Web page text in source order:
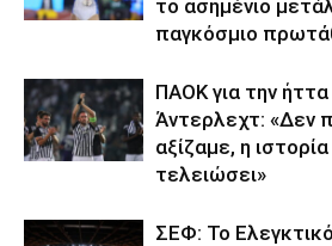
το ασημένιο
παγκόσμιο
ΠΑΟΚ για την
Άντερλεχτ: «Δεν
αξίζαμε, η
τελειώσει»
ΣΕΦ: Το